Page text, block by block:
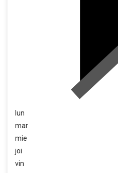
lun
mar
mie
joi
vin